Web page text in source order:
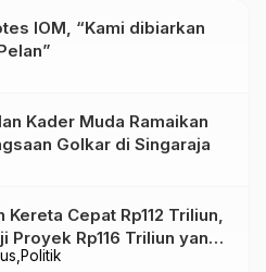
IOM, “Kami dibiarkan
Kader Muda Ramaikan
Golkar di Singaraja
Politik
Kereta Cepat Rp112 Triliun,
Proyek Rp116 Triliun yang